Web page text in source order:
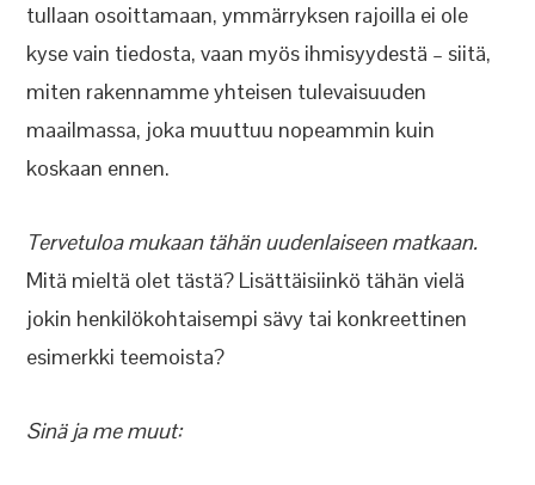
tullaan osoittamaan, ymmärryksen rajoilla ei ole
kyse vain tiedosta, vaan myös ihmisyydestä – siitä,
miten rakennamme yhteisen tulevaisuuden
maailmassa, joka muuttuu nopeammin kuin
koskaan ennen.
Tervetuloa mukaan tähän uudenlaiseen matkaan.
Mitä mieltä olet tästä? Lisättäisiinkö tähän vielä
jokin henkilökohtaisempi sävy tai konkreettinen
esimerkki teemoista?
Sinä ja me muut: